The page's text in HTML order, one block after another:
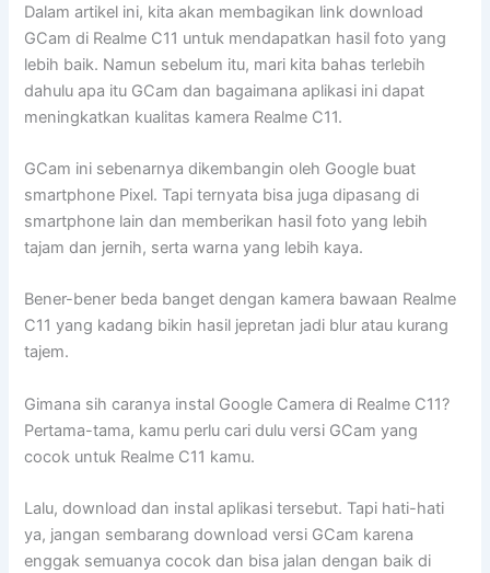
Dalam artikel ini, kita akan membagikan link download
GCam di Realme C11 untuk mendapatkan hasil foto yang
lebih baik. Namun sebelum itu, mari kita bahas terlebih
dahulu apa itu GCam dan bagaimana aplikasi ini dapat
meningkatkan kualitas kamera Realme C11.
GCam ini sebenarnya dikembangin oleh Google buat
smartphone Pixel. Tapi ternyata bisa juga dipasang di
smartphone lain dan memberikan hasil foto yang lebih
tajam dan jernih, serta warna yang lebih kaya.
Bener-bener beda banget dengan kamera bawaan Realme
C11 yang kadang bikin hasil jepretan jadi blur atau kurang
tajem.
Gimana sih caranya instal Google Camera di Realme C11?
Pertama-tama, kamu perlu cari dulu versi GCam yang
cocok untuk Realme C11 kamu.
Lalu, download dan instal aplikasi tersebut. Tapi hati-hati
ya, jangan sembarang download versi GCam karena
enggak semuanya cocok dan bisa jalan dengan baik di